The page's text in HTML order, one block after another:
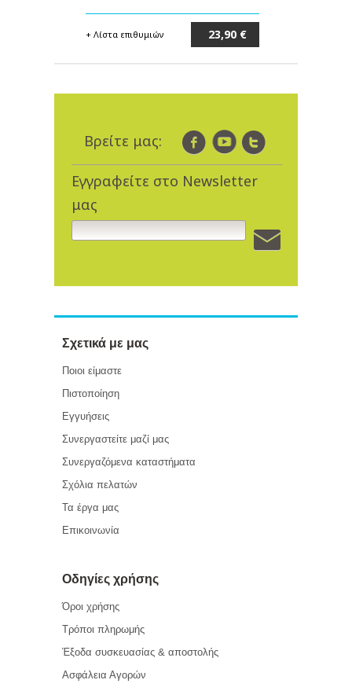
+ Λίστα επιθυμιών 23,90 €
Βρείτε μας:
Εγγραφείτε στο Newsletter
μας
Σχετικά με μας
Ποιοι είμαστε
Πιστοποίηση
Εγγυήσεις
Συνεργαστείτε μαζί μας
Συνεργαζόμενα καταστήματα
Σχόλια πελατών
Τα έργα μας
Επικοινωνία
Οδηγίες χρήσης
Όροι χρήσης
Τρόποι πληρωμής
Έξοδα συσκευασίας & αποστολής
Ασφάλεια Αγορών